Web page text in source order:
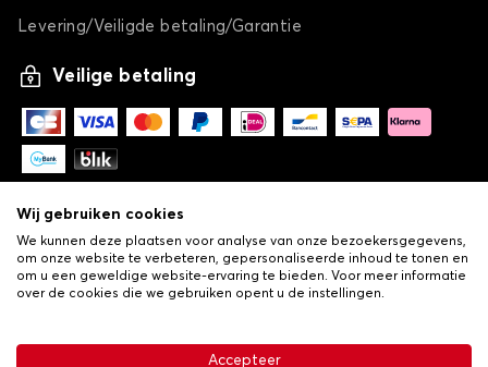
Levering/Veiligde betaling/Garantie
Veilige betaling
Algemene verkoopvoorwaarden•Privacy- en cookiebeleid
Wij gebruiken cookies
We kunnen deze plaatsen voor analyse van onze bezoekersgegevens,
om onze website te verbeteren, gepersonaliseerde inhoud te tonen en
om u een geweldige website-ervaring te bieden. Voor meer informatie
over de cookies die we gebruiken opent u de instellingen.
Accepteer